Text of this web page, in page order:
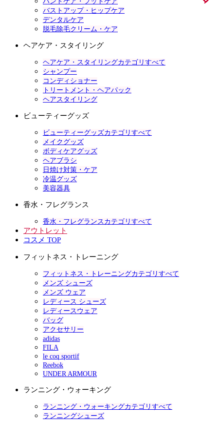
バストアップ・ヒップケア
デンタルケア
脱毛除毛クリーム・ケア
ヘアケア・スタイリング
ヘアケア・スタイリングカテゴリすべて
シャンプー
コンディショナー
トリートメント・ヘアパック
ヘアスタイリング
ビューティーグッズ
ビューティーグッズカテゴリすべて
メイクグッズ
ボディケアグッズ
ヘアブラシ
日焼け対策・ケア
冷温グッズ
美容器具
香水・フレグランス
香水・フレグランスカテゴリすべて
アウトレット
コスメ TOP
フィットネス・トレーニング
フィットネス・トレーニングカテゴリすべて
メンズ シューズ
メンズ ウェア
レディース シューズ
レディースウェア
バッグ
アクセサリー
adidas
FILA
le coq sportif
Reebok
UNDER ARMOUR
ランニング・ウォーキング
ランニング・ウォーキングカテゴリすべて
ランニングシューズ